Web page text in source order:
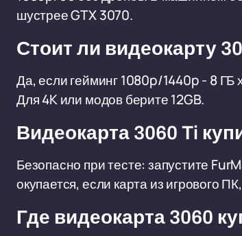
шустрее GTX 3070.
Стоит ли видеокарту
Да, если гейминг 1080p/1440p - 8 ГБ
Для 4K или модов берите 12GB.
Видеокарта 3060 Ti
Безопасно при тесте: запустите
окупается, если карта из игрового
Где видеокарта 3060